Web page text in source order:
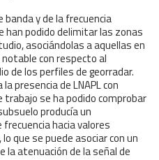
y de la frecuencia
podido delimitar las zonas
asociándolas a aquellas en
con respecto al
de los perfiles de georradar.
presencia de LNAPL con
se ha podido comprobar
producía un
hacia valores
que se puede asociar con un
la atenuación de la señal de